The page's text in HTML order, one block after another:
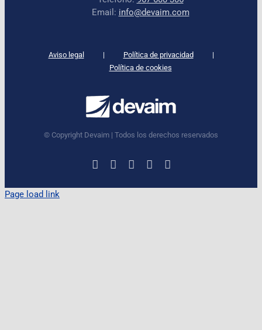
Email: info@devaim.com
Aviso legal
Política de privacidad
Política de cookies
© Copyright Devaim | Todos los derechos reservados
LinkedInInstagramFacebook
X YouTube
Page load link